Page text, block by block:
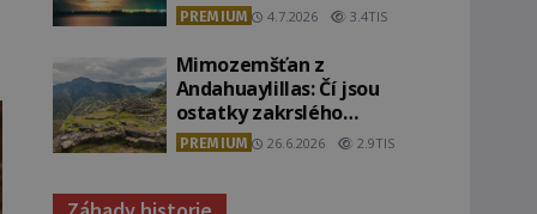
PREMIUM 4.7.2026 3.4TIS
Mimozemšťan z
Andahuaylillas: Čí jsou
ostatky zakrslého
stvoření s ohromnou
lebkou?
PREMIUM 26.6.2026 2.9TIS